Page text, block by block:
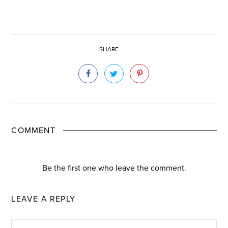
SHARE
COMMENT
Be the first one who leave the comment.
LEAVE A REPLY